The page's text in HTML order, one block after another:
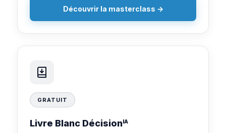
Découvrir la masterclass →
GRATUIT
Livre Blanc Décision IA